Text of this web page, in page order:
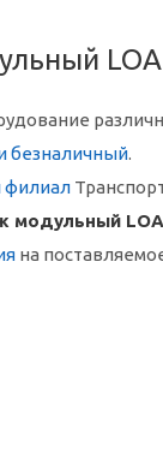
безналичный.
филиал
модульный
на